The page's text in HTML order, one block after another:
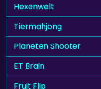
Hexenwelt
Tiermahjong
Planeten Shooter
ET Brain
Fruit Flip